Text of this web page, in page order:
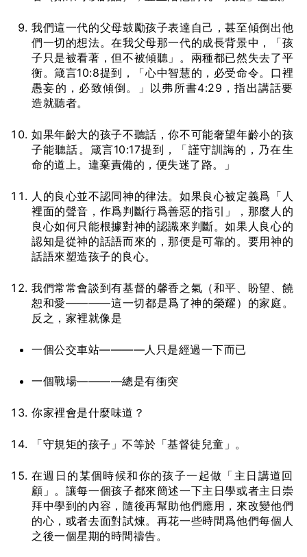
我們這一代的父母鼓勵孩子表達自己，甚至傾倒出他
們一切的想法。在我父母那一代的成長背景中，「孩
子只是被看著，但不被傾聽」。兩種都已然失去了平
衡。箴言10:8提到，「心中智慧的，必受命令。口裡
愚妄的，必致傾倒。」以弗所書4:29，指出講話要
造就聽者。
如果年齡大的孩子不聽話，你不可能奢望年齡小的孩
子能聽話。箴言10:17提到，「謹守訓誨的，乃在生
命的道上。違棄責備的，便失迷了路。」
人的良心並不認同神的律法。如果良心被定義爲「人
裡面的聲音，作爲判斷行爲善惡的指引」，那麼人的
良心如何只能根據對神的認識來判斷。如果人良心的
認知是從神的話語而來的，那便是可靠的。要用神的
話語來塑造孩子的良心。
我們常常會談到有基督的馨香之氣（和平、盼望、饒
恕和愛————這一切都是爲了神的榮耀）的家庭。
反之，家裡就像是
一個公交車站————人只是經過一下而已
一個戰場————總是有衝突
你家裡會是什麼味道？
「守規矩的孩子」不等於「基督徒兒童」。
在週日的某個時候和你的孩子一起做「主日講道回
顧」。讓每一個孩子都來簡述一下主日學或者主日崇
拜中學到的內容，隨後再幫助他們應用，來改變他們
的心，或者去面對試煉。再花一些時間爲他們每個人
之後一個星期的時間禱告。